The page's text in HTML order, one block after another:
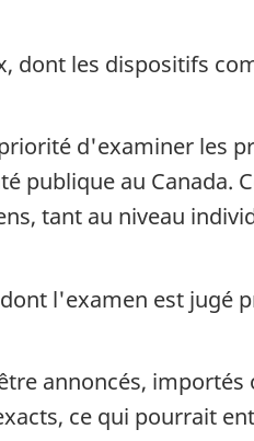
dont les dispositifs
d'examiner les
publique au Canada.
tant au niveau
l'examen est jugé
annoncés, importés
ce qui pourrait